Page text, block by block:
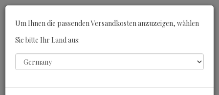
Um Ihnen die passenden Versandkosten anzuzeigen, wählen
Sie bitte Ihr Land aus: